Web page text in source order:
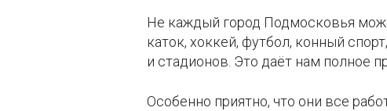
Не каждый город Подмосковья
каток, хоккей, футбол, конный спорт,
и стадионов. Это даёт нам полное
Особенно приятно, что они все